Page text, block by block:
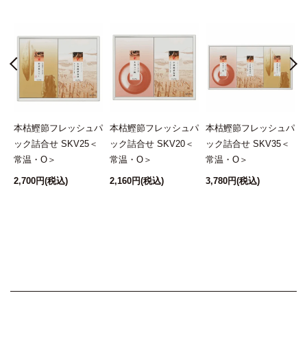
本枯鰹節フレッシュパ
ック詰合せ SKV25＜
常温・O＞
2,700円(税込)
本枯鰹節フレッシュパ
ック詰合せ SKV20＜
常温・O＞
2,160円(税込)
本枯鰹節フレッシュパ
ック詰合せ SKV35＜
常温・O＞
3,780円(税込)